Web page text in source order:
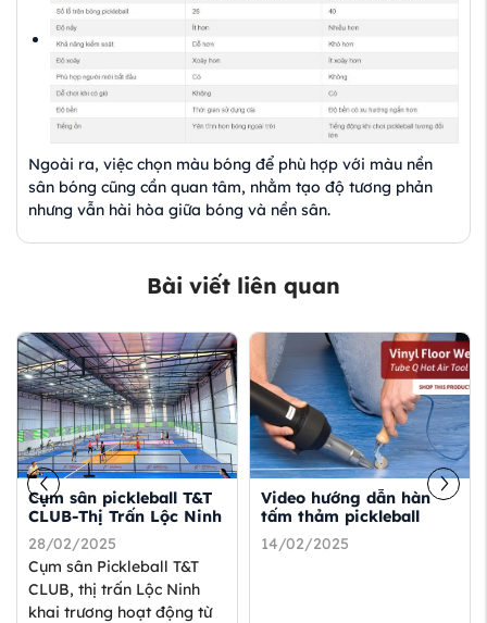
Ngoài ra, việc chọn màu bóng để phù hợp với màu nền
sân bóng cũng cần quan tâm, nhằm tạo độ tương phản
nhưng vẫn hài hòa giữa bóng và nền sân.
Bài viết liên quan
Cụm sân pickleball T&T
CLUB-Thị Trấn Lộc Ninh
28/02/2025
Cụm sân Pickleball T&T
CLUB, thị trấn Lộc Ninh
khai trương hoạt động từ
Video hướng dẫn hàn
tấm thảm pickleball
14/02/2025